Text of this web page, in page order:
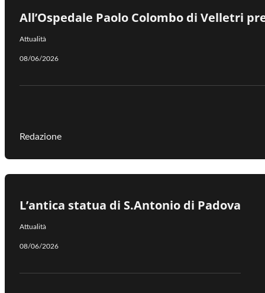
All’Ospedale Paolo Colombo di Velletri
Attualità
08/06/2026
Redazione
L’antica statua di S.Antonio di Padova
Attualità
08/06/2026